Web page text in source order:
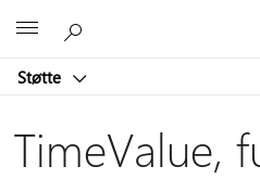
Støtte
TimeValue,